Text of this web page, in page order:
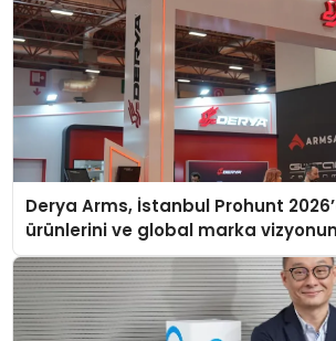
Derya Arms, İstanbul Prohunt
ürünlerini ve global marka